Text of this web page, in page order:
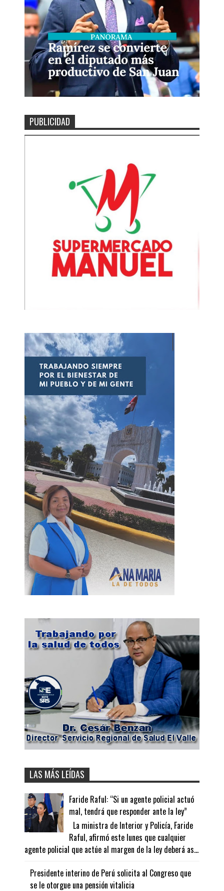
PUBLICIDAD
LAS MÁS LEÍDAS
Faride Raful: “Si un agente policial actuó
mal, tendrá que responder ante la ley”
La ministra de Interior y Policía, Faride
Raful, afirmó este lunes que cualquier
agente policial que actúe al margen de la ley deberá as...
Presidente interino de Perú solicita al Congreso que
se le otorgue una pensión vitalicia